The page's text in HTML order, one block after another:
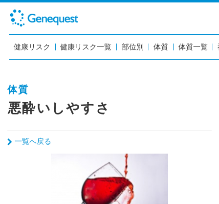
健康リスク 健康リスク一覧 部位別 体質 体質一覧
体質
悪酔いしやすさ
一覧へ戻る